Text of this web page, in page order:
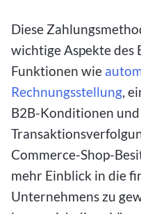
Diese
wichtige Aspekte des
Funktionen wie
Rechnungsstellung,
B2B-Konditionen
Commerce-Shop-
mehr Einblick in die
Unternehmens zu